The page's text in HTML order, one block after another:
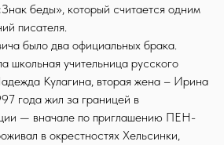
беды», который считается одним
писателя.
было два официальных брака.
школьная учительница русского
Кулагина, вторая жена – Ирина
года жил за границей в
— вначале по приглашению ПЕН-
в окрестностях Хельсинки,